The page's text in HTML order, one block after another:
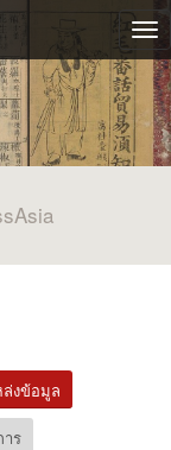
งข้อมูล
าร